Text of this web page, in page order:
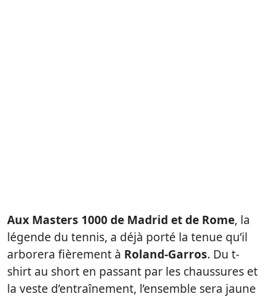
Aux Masters 1000 de Madrid et de Rome, la
légende du tennis, a déjà porté la tenue qu’il
arborera fièrement à Roland-Garros. Du t-
shirt au short en passant par les chaussures et
la veste d’entraînement, l’ensemble sera jaune